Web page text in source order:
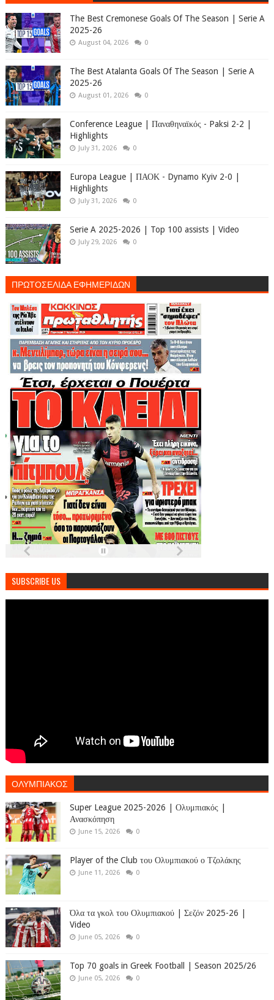
The Best Cremonese Goals Of The Season | Serie A
2025-26
August 04, 2026 0
The Best Atalanta Goals Of The Season | Serie A
2025-26
August 01, 2026 0
Conference League | Παναθηναϊκός - Paksi 2-2 |
Highlights
July 31, 2026 0
Europa League | ΠΑΟΚ - Dynamo Kyiv 2-0 |
Highlights
July 31, 2026 0
Serie A 2025-2026 | Top 100 assists | Video
July 29, 2026 0
ΠΡΩΤΟΣΕΛΙΔΑ ΕΦΗΜΕΡΙΔΩΝ
SUBSCRIBE US
ΟΛΥΜΠΙΑΚΟΣ
Super League 2025-2026 | Ολυμπιακός |
Ανασκόπηση
June 15, 2026 0
Player of the Club του Ολυμπιακού ο Τζολάκης
June 11, 2026 0
Όλα τα γκολ του Ολυμπιακού | Σεζόν 2025-26 |
Video
June 05, 2026 0
Top 70 goals in Greek Football | Season 2025/26
June 05, 2026 0